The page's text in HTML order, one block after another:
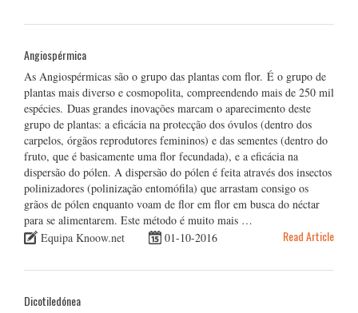
Angiospérmica
As Angiospérmicas são o grupo das plantas com flor. É o grupo de
plantas mais diverso e cosmopolita, compreendendo mais de 250 mil
espécies. Duas grandes inovações marcam o aparecimento deste
grupo de plantas: a eficácia na protecção dos óvulos (dentro dos
carpelos, órgãos reprodutores femininos) e das sementes (dentro do
fruto, que é basicamente uma flor fecundada), e a eficácia na
dispersão do pólen. A dispersão do pólen é feita através dos insectos
polinizadores (polinização entomófila) que arrastam consigo os
grãos de pólen enquanto voam de flor em flor em busca do néctar
para se alimentarem. Este método é muito mais …
Equipa Knoow.net
01-10-2016 Read Article
Dicotiledónea